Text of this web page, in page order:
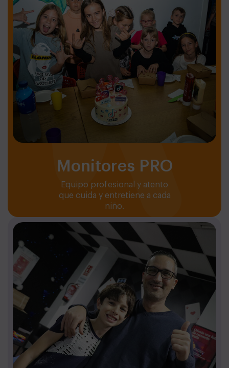
Monitores PRO
Equipo profesional y atento
que cuida y entretiene a cada
niño.